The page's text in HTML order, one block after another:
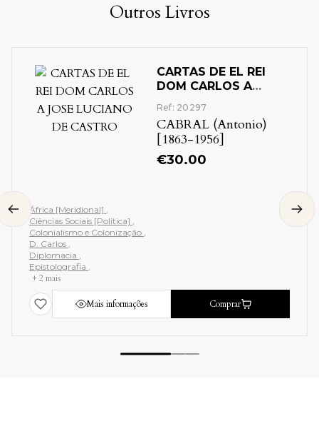
Outros Livros
CARTAS DE EL REI
DOM CARLOS A
JOSE LUCIANO DE
CASTRO
Ref: 20297
CABRAL (Antonio)
[1863-1956]
€30.00
África [Meridional]
Ciências Sociais [Política]
Colonialismo e Colonização
D. Carlos
Diplomacia
Epistolografia
+ 2 mais
Mais informações Comprar